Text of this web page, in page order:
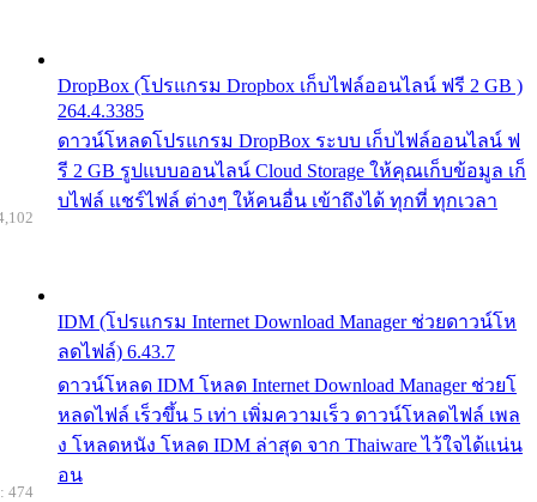
DropBox (โปรแกรม Dropbox เก็บไฟล์ออนไลน์ ฟรี 2 GB )
264.4.3385
ดาวน์โหลดโปรแกรม DropBox ระบบ เก็บไฟล์ออนไลน์ ฟ
รี 2 GB รูปแบบออนไลน์ Cloud Storage ให้คุณเก็บข้อมูล เก็
บไฟล์ แชร์ไฟล์ ต่างๆ ให้คนอื่น เข้าถึงได้ ทุกที่ ทุกเวลา
IDM (โปรแกรม Internet Download Manager ช่วยดาวน์โห
ลดไฟล์) 6.43.7
ดาวน์โหลด IDM โหลด Internet Download Manager ช่วยโ
หลดไฟล์ เร็วขึ้น 5 เท่า เพิ่มความเร็ว ดาวน์โหลดไฟล์ เพล
ง โหลดหนัง โหลด IDM ล่าสุด จาก Thaiware ไว้ใจได้แน่น
อน
474